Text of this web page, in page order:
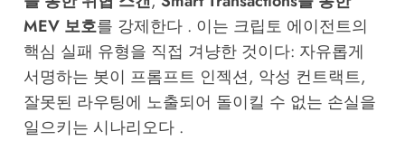
MEV 보호를 강제한다 . 이는 크립토 에이전트의
핵심 실패 유형을 직접 겨냥한 것이다: 자유롭게
서명하는 봇이 프롬프트 인젝션, 악성 컨트랙트,
잘못된 라우팅에 노출되어 돌이킬 수 없는 손실을
일으키는 시나리오다 .